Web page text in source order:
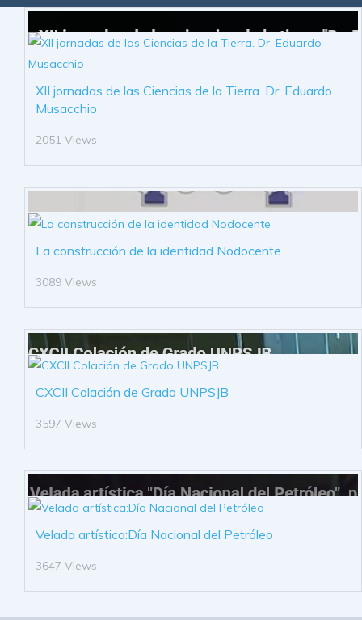
XII jornadas de las Ciencias de la Tierra. Dr. Eduardo
Musacchio
2051 Views
La construcción de la identidad Nodocente
3089 Views
CXCII Colación de Grado UNPSJB
3597 Views
Velada artística:Día Nacional del Petróleo
3647 Views